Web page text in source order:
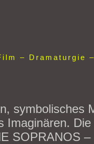
– Dramaturgie
symbolisches
Imaginären.
SOPRANOS